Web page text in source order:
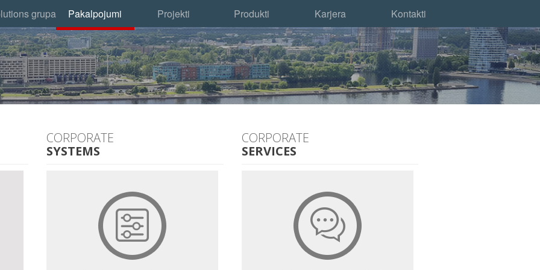
grupa Pakalpojumi Projekti Produkti Karjera Kontakti
CORPORATE
SYSTEMS
CORPORATE
SERVICES